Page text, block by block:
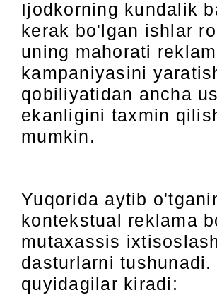
Ijodkorning kundalik
kerak bo'lgan ishlar
uning mahorati
kampaniyasini
qobiliyatidan ancha
ekanligini taxmin
mumkin.
Yuqorida aytib
kontekstual reklama
mutaxassis
dasturlarni tushunadi.
quyidagilar kiradi: